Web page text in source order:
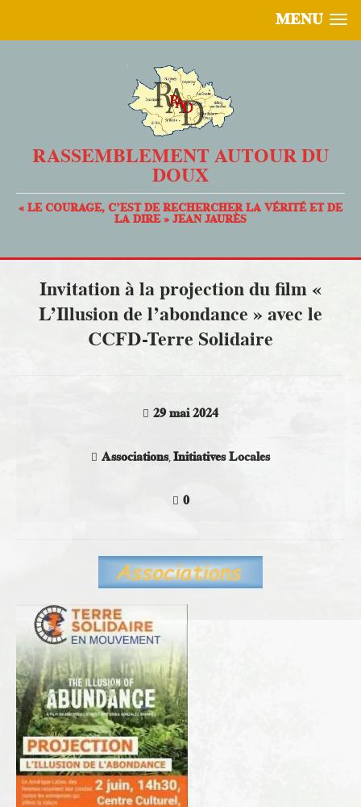
MENU
RASSEMBLEMENT AUTOUR DU
DOUX
« LE COURAGE, C’EST DE RECHERCHER LA VÉRITÉ ET DE
LA DIRE » JEAN JAURÈS
Invitation à la projection du film «
L’Illusion de l’abondance » avec le
CCFD-Terre Solidaire
29 mai 2024
Associations,Initiatives Locales
0